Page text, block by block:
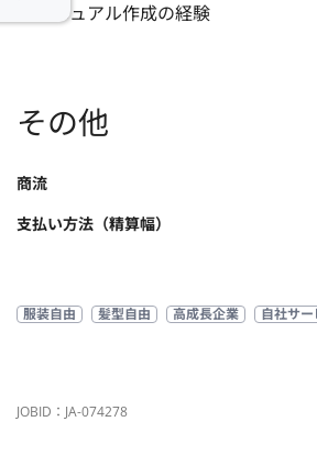
・マニュアル作成の経験
その他
商流
支払い方法（精算幅）
服装自由 髪型自由 高成長企業 自社サ
JOBID：JA-074278